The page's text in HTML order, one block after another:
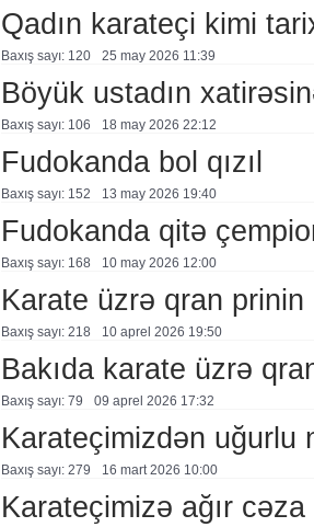
Qadın karateçi kimi
Baxış sayı: 120 25 may 2026 11:39
Böyük ustadın
Baxış sayı: 106 18 may 2026 22:12
Fudokanda bol qızıl
Baxış sayı: 152 13 may 2026 19:40
Fudokanda qitə
Baxış sayı: 168 10 may 2026 12:00
Karate üzrə qran prinin
Baxış sayı: 218 10 aprel 2026 19:50
Bakıda karate üzrə
Baxış sayı: 79 09 aprel 2026 17:32
Karateçimizdən uğurlu
Baxış sayı: 279 16 mart 2026 10:00
Karateçimizə ağır cəza